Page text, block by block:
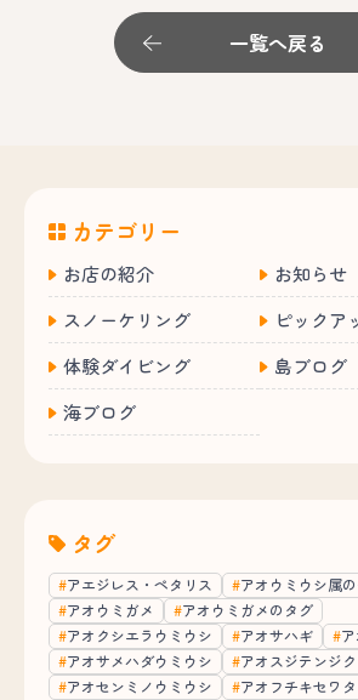
一覧へ戻る
カテゴリー
お店の紹介
お知らせ
スノーケリング
ピックア
体験ダイビング
島ブログ
海ブログ
タグ
アエジレス・ペタリス
アオウミウシ属
アオウミガメ
アオウミガメのタグ
アオクシエラウミウシ
アオサハギ
アオサメハダウミウシ
アオスジテンジク
アオセンミノウミウシ
アオフチキセワタ